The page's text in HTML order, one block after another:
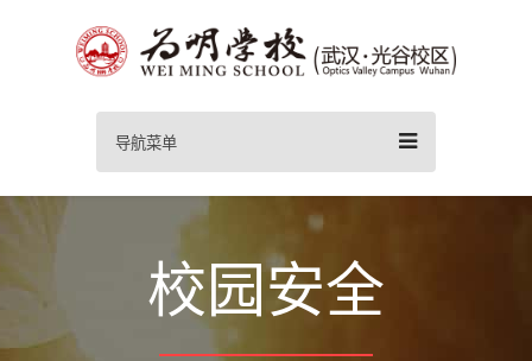
导航菜单
校园安全